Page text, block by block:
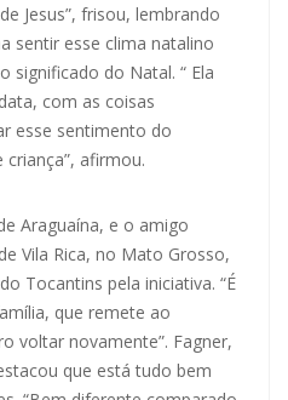
Jesus”, frisou, lembrando
sentir esse clima natalino
significado do Natal. “ Ela
com as coisas
esse sentimento do
criança”, afirmou.
Araguaína, e o amigo
Vila Rica, no Mato Grosso,
Tocantins pela iniciativa. “É
que remete ao
voltar novamente”. Fagner,
que está tudo bem